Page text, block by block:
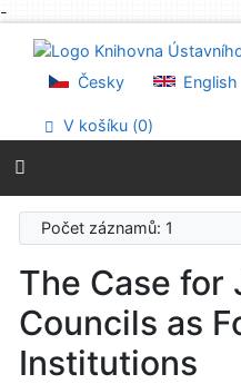
-
Přejít na menu
Prohlášení o webové
Česky English
V košíku (0)
Počet záznamů: 1
The Case for
Councils as
Institutions